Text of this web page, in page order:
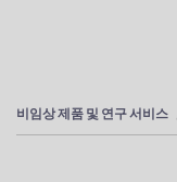
비임상 제품 및 연구 서비스